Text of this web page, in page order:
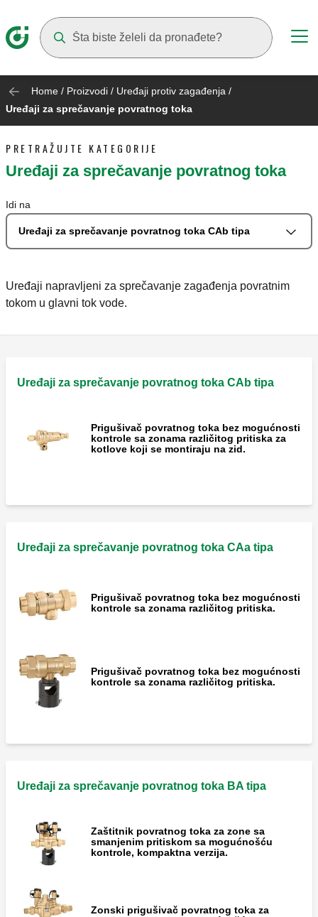
Home / Proizvodi / Uređaji protiv zagađenja /
Uređaji za sprečavanje povratnog toka
PRETRAŽUJTE KATEGORIJE
Uređaji za sprečavanje povratnog toka
Idi na
Uređaji za sprečavanje povratnog toka CAb tipa
Uređaji napravljeni za sprečavanje zagađenja povratnim
tokom u glavni tok vode.
Uređaji za sprečavanje povratnog toka CAb tipa
Prigušivač povratnog toka bez mogućnosti
kontrole sa zonama različitog pritiska za
kotlove koji se montiraju na zid.
Uređaji za sprečavanje povratnog toka CAa tipa
Prigušivač povratnog toka bez mogućnosti
kontrole sa zonama različitog pritiska.
Prigušivač povratnog toka bez mogućnosti
kontrole sa zonama različitog pritiska.
Uređaji za sprečavanje povratnog toka BA tipa
Zaštitnik povratnog toka za zone sa
smanjenim pritiskom sa mogućnošću
kontrole, kompaktna verzija.
Zonski prigušivač povratnog toka za